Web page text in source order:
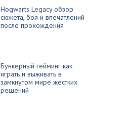
Hogwarts Legacy обзор
сюжета, боя и впечатлений
после прохождения
Бункерный гейминг как
играть и выживать в
замкнутом мире жестких
решений